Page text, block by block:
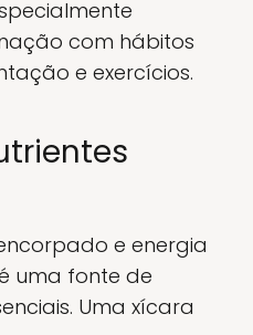
com hábitos
e exercícios.
e energia
uma fonte de
Uma xícara